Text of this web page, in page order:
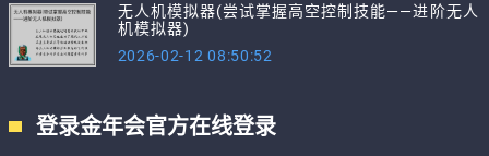
无人机模拟器(尝试掌握高空控制技能——进阶无人
机模拟器)
2026-02-12 08:50:52
登录金年会官方在线登录